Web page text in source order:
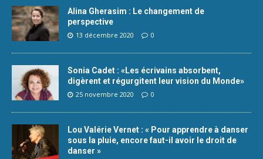
Alina Gherasim : Le changement de
perspective
13 décembre 2020 0
Sonia Cadet : «Les écrivains absorbent,
digèrent et régurgitent leur vision du Monde»
25 novembre 2020 0
Lou Valérie Vernet : « Pour apprendre à danser
sous la pluie, encore faut-il avoir le droit de
danser »